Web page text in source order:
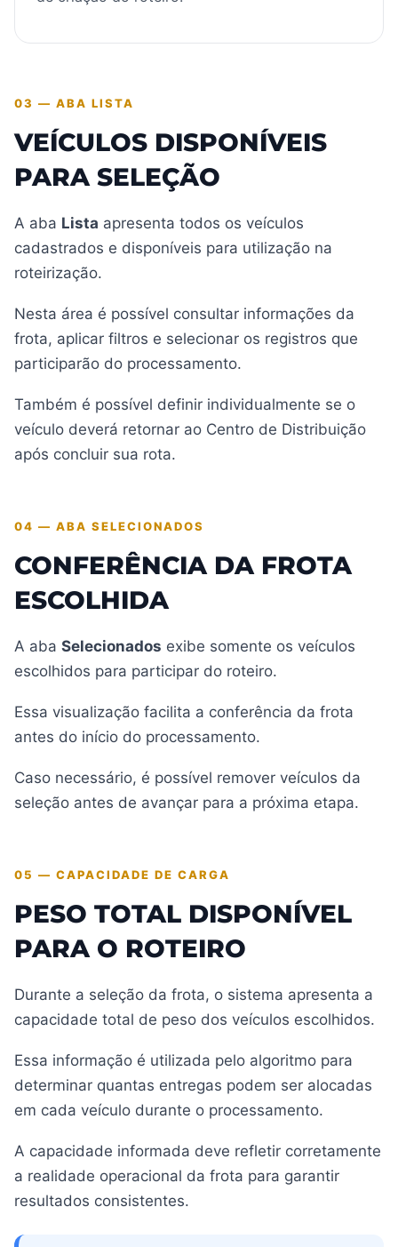
03 — ABA LISTA
VEÍCULOS DISPONÍVEIS
PARA SELEÇÃO
A aba Lista apresenta todos os veículos
cadastrados e disponíveis para utilização na
roteirização.
Nesta área é possível consultar informações da
frota, aplicar filtros e selecionar os registros que
participarão do processamento.
Também é possível definir individualmente se o
veículo deverá retornar ao Centro de Distribuição
após concluir sua rota.
04 — ABA SELECIONADOS
CONFERÊNCIA DA FROTA
ESCOLHIDA
A aba Selecionados exibe somente os veículos
escolhidos para participar do roteiro.
Essa visualização facilita a conferência da frota
antes do início do processamento.
Caso necessário, é possível remover veículos da
seleção antes de avançar para a próxima etapa.
05 — CAPACIDADE DE CARGA
PESO TOTAL DISPONÍVEL
PARA O ROTEIRO
Durante a seleção da frota, o sistema apresenta a
capacidade total de peso dos veículos escolhidos.
Essa informação é utilizada pelo algoritmo para
determinar quantas entregas podem ser alocadas
em cada veículo durante o processamento.
A capacidade informada deve refletir corretamente
a realidade operacional da frota para garantir
resultados consistentes.